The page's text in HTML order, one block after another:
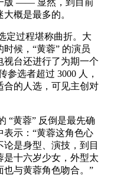
概是最多的。
定过程堪称曲折。大
候，“黄蓉” 的演员
视台还进行了为期一个
参选者超过 3000 人，
合的人选，可见主创对
“黄蓉” 反倒是最先确
表示：“黄蓉这角色心
是身型、演技，到目
是十六岁少女，外型太
与黄蓉角色吻合。”